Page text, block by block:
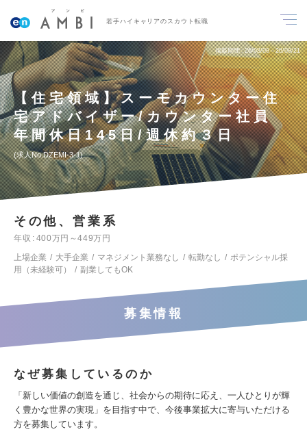
若手ハイキャリアのスカウト転職
掲載期間 26/08/08～26/08/21
【住宅領域】スーモカウンター住
宅アドバイザー/カウンター社員
年間休日145日/週休約３日
求人No.DZEMI-3-1
その他、営業系
年収
400万円～449万円
上場企業
大手企業 マネジメント業務なし 転勤なし
ポテンシャル採
用（未経験可）
副業してもOK
募集情報
なぜ募集しているのか
「新しい価値の創造を通じ、社会からの期待に応え、一人ひとりが輝
く豊かな世界の実現」を目指す中で、今後事業拡大に寄与いただける
方を募集しています。